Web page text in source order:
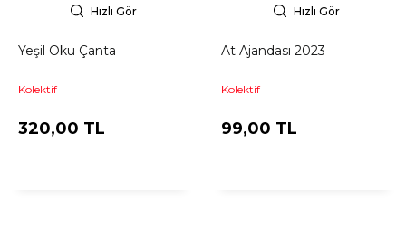
Hızlı Gör
Yeşil Oku Çanta
Kolektif
320,00 TL
Hızlı Gör
At Ajandası 2023
Kolektif
99,00 TL